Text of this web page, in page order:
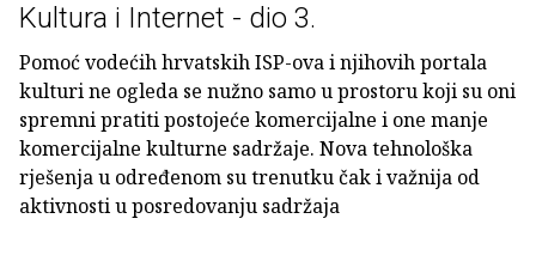
Kultura i Internet - dio 3.
Pomoć vodećih hrvatskih ISP-ova i njihovih portala
kulturi ne ogleda se nužno samo u prostoru koji su oni
spremni pratiti postojeće komercijalne i one manje
komercijalne kulturne sadržaje. Nova tehnološka
rješenja u određenom su trenutku čak i važnija od
aktivnosti u posredovanju sadržaja